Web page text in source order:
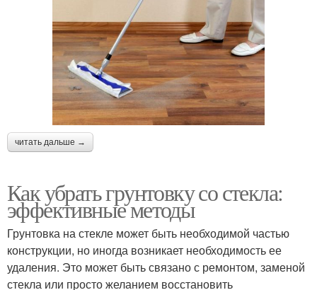
читать дальше →
Как убрать грунтовку со стекла:
эффективные методы
Грунтовка на стекле может быть необходимой частью
конструкции, но иногда возникает необходимость ее
удаления. Это может быть связано с ремонтом, заменой
стекла или просто желанием восстановить